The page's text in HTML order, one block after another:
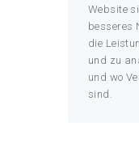
Website
besseres
die
und zu
und wo
sind.